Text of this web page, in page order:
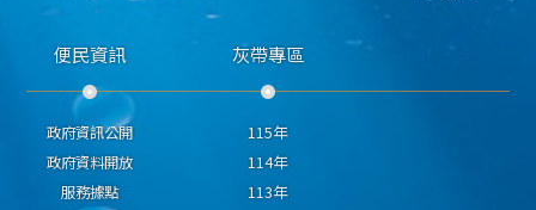
便民資訊
政府資訊公開
政府資料開放
服務據點
灰帶專區
115年
114年
113年